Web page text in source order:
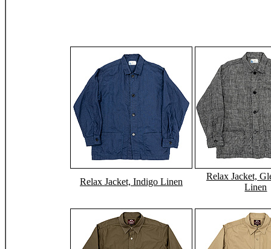
Relax Jacket, Indigo Linen
Relax Jacket,
Linen